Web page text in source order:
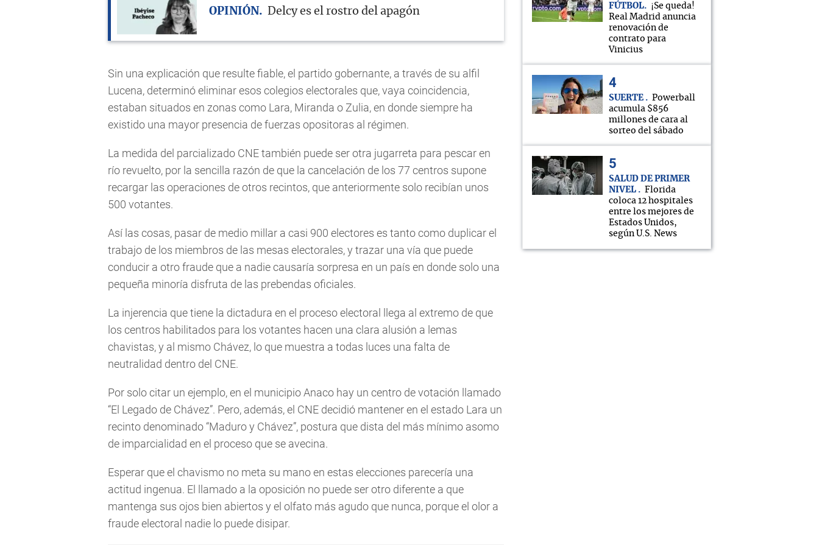
OPINIÓN Delcy es el rostro del apagón
Sin una explicación que resulte fiable, el partido gobernante, a través de su alfil
Lucena, determinó eliminar esos colegios electorales que, vaya coincidencia,
estaban situados en zonas como Lara, Miranda o Zulia, en donde siempre ha
existido una mayor presencia de fuerzas opositoras al régimen.
La medida del parcializado CNE también puede ser otra jugarreta para pescar en
río revuelto, por la sencilla razón de que la cancelación de los 77 centros supone
recargar las operaciones de otros recintos, que anteriormente solo recibían unos
500 votantes.
Así las cosas, pasar de medio millar a casi 900 electores es tanto como duplicar el
trabajo de los miembros de las mesas electorales, y trazar una vía que puede
conducir a otro fraude que a nadie causaría sorpresa en un país en donde solo una
pequeña minoría disfruta de las prebendas oficiales.
La injerencia que tiene la dictadura en el proceso electoral llega al extremo de que
los centros habilitados para los votantes hacen una clara alusión a lemas
chavistas, y al mismo Chávez, lo que muestra a todas luces una falta de
neutralidad dentro del CNE.
Por solo citar un ejemplo, en el municipio Anaco hay un centro de votación llamado
“El Legado de Chávez”. Pero, además, el CNE decidió mantener en el estado Lara un
recinto denominado “Maduro y Chávez”, postura que dista del más mínimo asomo
de imparcialidad en el proceso que se avecina.
Esperar que el chavismo no meta su mano en estas elecciones parecería una
actitud ingenua. El llamado a la oposición no puede ser otro diferente a que
mantenga sus ojos bien abiertos y el olfato más agudo que nunca, porque el olor a
fraude electoral nadie lo puede disipar.
FÚTBOL
¡Se queda!
Real Madrid anuncia
renovación de
contrato para
Vinicius
SUERTE
Powerball
acumula $856
millones de cara al
sorteo del sábado
SALUD DE PRIMER
NIVEL
Florida
coloca 12 hospitales
entre los mejores de
Estados Unidos,
según U.S. News